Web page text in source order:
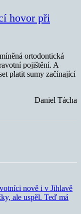
hovor při
ortodontická
pojištění. A
platit sumy začínající
Daniel Tácha
nově i v Jihlavě
ale uspěl. Teď má